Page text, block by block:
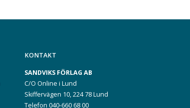
KONTAKT
SANDVIKS FÖRLAG AB
C/O Online i Lund
Skiffervägen 10, 224 78 Lund
Telefon 040-660 68 00